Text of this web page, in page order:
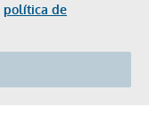
política de